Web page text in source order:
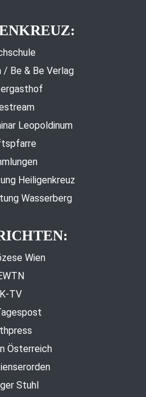
/ Be & Be Verlag
Leopoldinum
Heiligenkreuz
Wasserberg
Wien
K-TV
Österreich
Stuhl